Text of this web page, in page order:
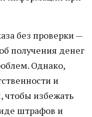
без проверки —
получения денег
Однако,
и
чтобы избежать
штрафов и